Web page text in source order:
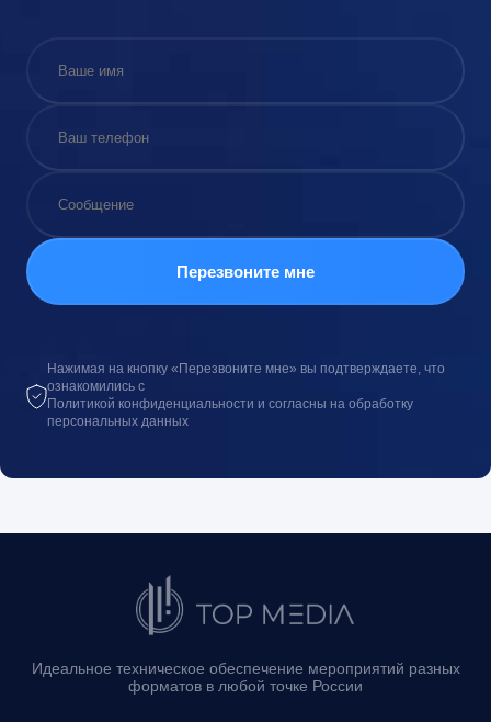
Нажимая на кнопку «Перезвоните мне» вы подтверждаете, что
ознакомились с
Политикой конфиденциальности и согласны на обработку
персональных данных
Идеальное техническое обеспечение мероприятий разных
форматов в любой точке России